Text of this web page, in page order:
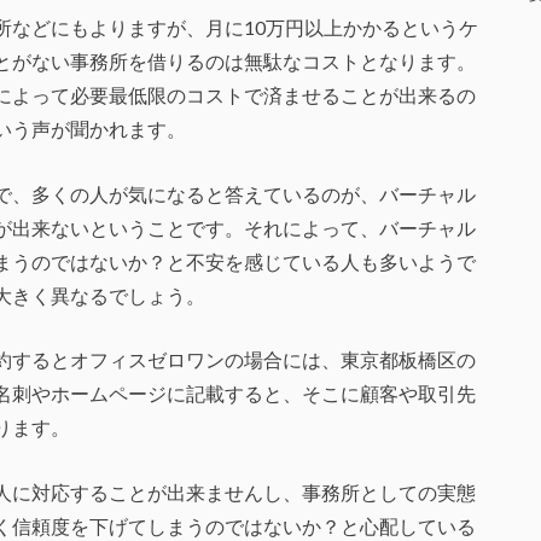
どにもよりますが、月に10万円以上かかるというケ
ない事務所を借りるのは無駄なコストとなります。
って必要最低限のコストで済ませることが出来るの
声が聞かれます。
多くの人が気になると答えているのが、バーチャル
来ないということです。それによって、バーチャル
のではないか？と不安を感じている人も多いようで
く異なるでしょう。
るとオフィスゼロワンの場合には、東京都板橋区の
やホームページに記載すると、そこに顧客や取引先
す。
対応することが出来ませんし、事務所としての実態
頼度を下げてしまうのではないか？と心配している